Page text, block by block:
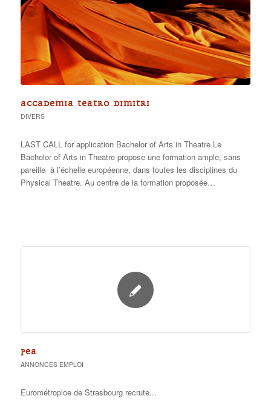
ACCADEMIA TEATRO DIMITRI
DIVERS
LAST CALL for application Bachelor of Arts in Theatre Le
Bachelor of Arts in Theatre propose une formation ample, sans
pareille à l’échelle européenne, dans toutes les disciplines du
Physical Theatre. Au centre de la formation proposée…
PEA
ANNONCES EMPLOI
Eurométroploe de Strasbourg recrute...